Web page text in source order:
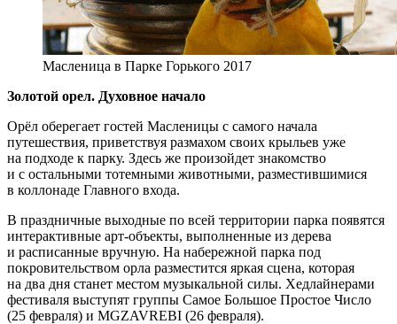
Масленица в Парке Горького 2017
Золотой орел. Духовное начало
Орёл оберегает гостей Масленицы с самого начала
путешествия, приветствуя размахом своих крыльев уже
на подходе к парку. Здесь же произойдет знакомство
и с остальными тотемными животными, разместившимися
в коллонаде Главного входа.
В праздничные выходные по всей территории парка появятся
интерактивные арт-объекты, выполненные из дерева
и расписанные вручную. На набережной парка под
покровительством орла разместится яркая сцена, которая
на два дня станет местом музыкальной силы. Хедлайнерами
фестиваля выступят группы Самое Большое Простое Число
(25 февраля) и MGZAVREBI (26 февраля).